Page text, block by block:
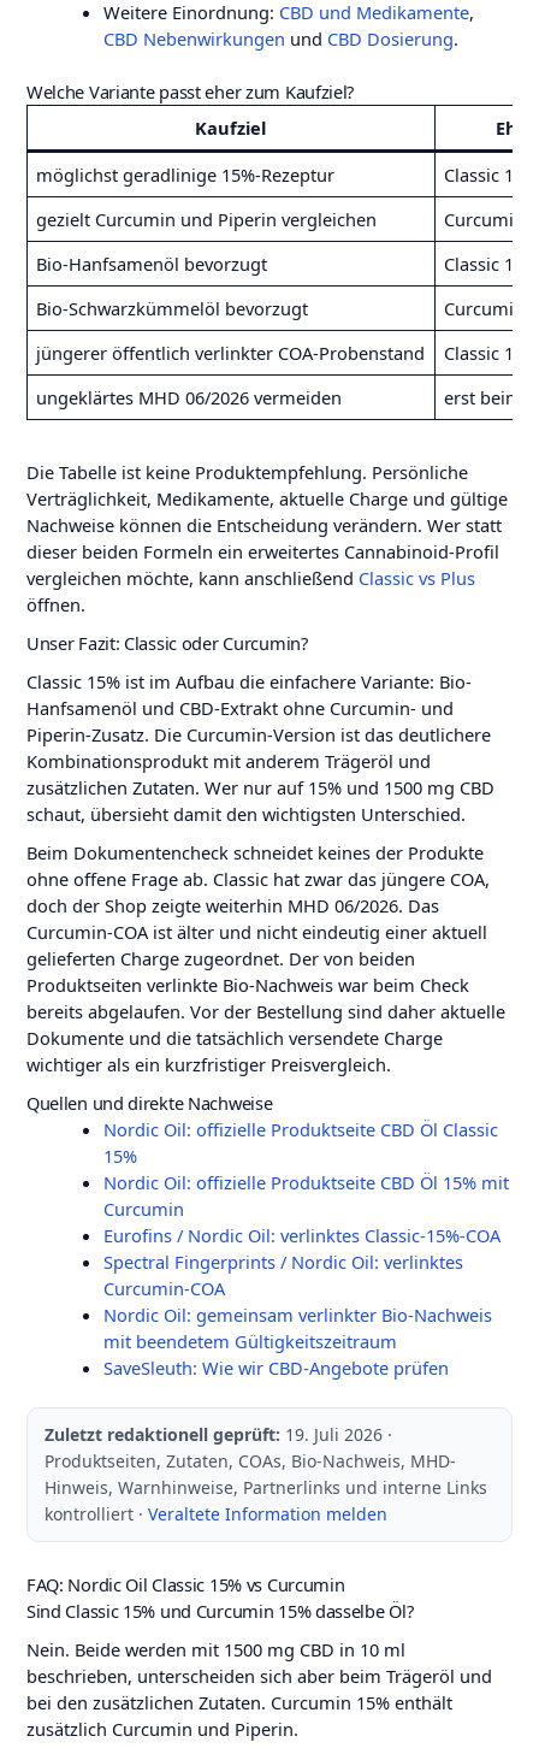
Weitere Einordnung: CBD und Medikamente,
CBD Nebenwirkungen und CBD Dosierung.
Welche Variante passt eher zum Kaufziel?
Kaufziel
möglichst geradlinige 15%-Rezeptur
Classic 15%
gezielt Curcumin und Piperin vergleichen
Curcumin
Bio-Hanfsamenöl bevorzugt
Classic 15%
Bio-Schwarzkümmelöl bevorzugt
Curcumin
jüngerer öffentlich verlinkter COA-Probenstand
Classic 15%
ungeklärtes MHD 06/2026 vermeiden
erst beim
Die Tabelle ist keine Produktempfehlung. Persönliche
Verträglichkeit, Medikamente, aktuelle Charge und gültige
Nachweise können die Entscheidung verändern. Wer statt
dieser beiden Formeln ein erweitertes Cannabinoid-Profil
vergleichen möchte, kann anschließend Classic vs Plus
öffnen.
Unser Fazit: Classic oder Curcumin?
Classic 15% ist im Aufbau die einfachere Variante: Bio-
Hanfsamenöl und CBD-Extrakt ohne Curcumin- und
Piperin-Zusatz. Die Curcumin-Version ist das deutlichere
Kombinationsprodukt mit anderem Trägeröl und
zusätzlichen Zutaten. Wer nur auf 15% und 1500 mg CBD
schaut, übersieht damit den wichtigsten Unterschied.
Beim Dokumentencheck schneidet keines der Produkte
ohne offene Frage ab. Classic hat zwar das jüngere COA,
doch der Shop zeigte weiterhin MHD 06/2026. Das
Curcumin-COA ist älter und nicht eindeutig einer aktuell
gelieferten Charge zugeordnet. Der von beiden
Produktseiten verlinkte Bio-Nachweis war beim Check
bereits abgelaufen. Vor der Bestellung sind daher aktuelle
Dokumente und die tatsächlich versendete Charge
wichtiger als ein kurzfristiger Preisvergleich.
Quellen und direkte Nachweise
Nordic Oil: offizielle Produktseite CBD Öl Classic
15%
Nordic Oil: offizielle Produktseite CBD Öl 15% mit
Curcumin
Eurofins / Nordic Oil: verlinktes Classic-15%-COA
Spectral Fingerprints / Nordic Oil: verlinktes
Curcumin-COA
Nordic Oil: gemeinsam verlinkter Bio-Nachweis
mit beendetem Gültigkeitszeitraum
SaveSleuth: Wie wir CBD-Angebote prüfen
Zuletzt redaktionell geprüft: 19. Juli 2026 ·
Produktseiten, Zutaten, COAs, Bio-Nachweis, MHD-
Hinweis, Warnhinweise, Partnerlinks und interne Links
kontrolliert · Veraltete Information melden
FAQ: Nordic Oil Classic 15% vs Curcumin
Sind Classic 15% und Curcumin 15% dasselbe Öl?
Nein. Beide werden mit 1500 mg CBD in 10 ml
beschrieben, unterscheiden sich aber beim Trägeröl und
bei den zusätzlichen Zutaten. Curcumin 15% enthält
zusätzlich Curcumin und Piperin.